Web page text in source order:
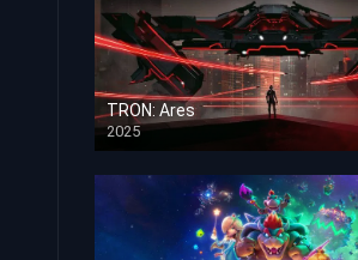
TRON: Ares
2025
HD 1080p